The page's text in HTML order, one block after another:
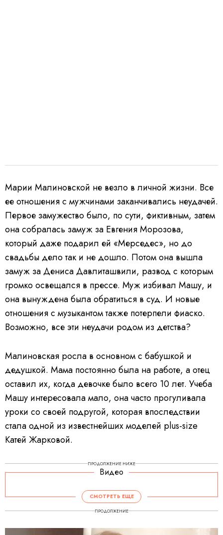
Марии Малиновской не везло в личной жизни. Все
ее отношения с мужчинами заканчивались неудачей.
Первое замужество было, по сути, фиктивным, затем
она собралась замуж за Евгения Морозова,
который даже подарил ей «Мерседес», но до
свадьбы дело так и не дошло. Потом она вышла
замуж за Дениса Давлиташвили, развод с которым
громко освещался в прессе. Муж избивал Машу, и
она вынуждена была обратиться в суд. И новые
отношения с музыкантом также потерпели фиаско.
Возможно, все эти неудачи родом из детства?
Малиновская росла в основном с бабушкой и
дедушкой. Мама постоянно была на работе, а отец
оставил их, когда девочке было всего 10 лет. Учеба
Машу интересовала мало, она часто прогуливала
уроки со своей подругой, которая впоследствии
стала одной из известнейших моделей plus-size
Катей Жарковой.
ПРОДОЛЖЕНИЕ НИЖЕ
Видео
i
d
e
o
P
l
e
СМОТРЕТЬ ЕЩЕ
ПРОДОЛЖЕНИЕ